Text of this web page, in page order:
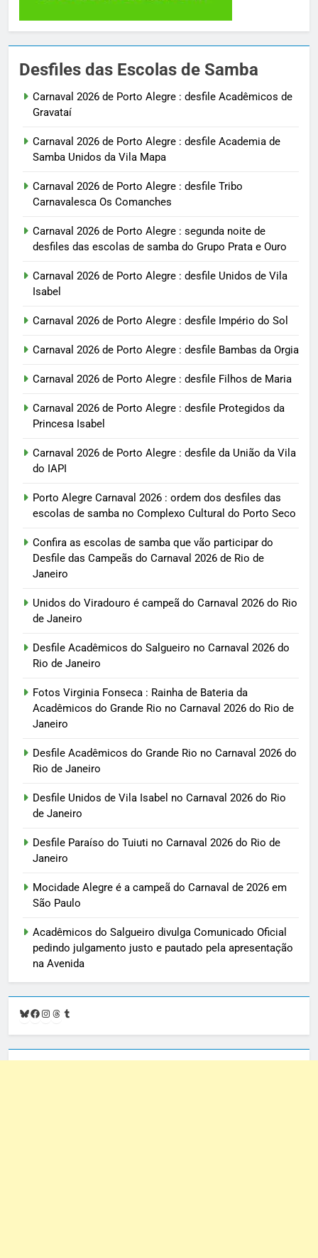
Desfiles das Escolas de Samba
Carnaval 2026 de Porto Alegre : desfile Acadêmicos de
Gravataí
Carnaval 2026 de Porto Alegre : desfile Academia de
Samba Unidos da Vila Mapa
Carnaval 2026 de Porto Alegre : desfile Tribo
Carnavalesca Os Comanches
Carnaval 2026 de Porto Alegre : segunda noite de
desfiles das escolas de samba do Grupo Prata e Ouro
Carnaval 2026 de Porto Alegre : desfile Unidos de Vila
Isabel
Carnaval 2026 de Porto Alegre : desfile Império do Sol
Carnaval 2026 de Porto Alegre : desfile Bambas da Orgia
Carnaval 2026 de Porto Alegre : desfile Filhos de Maria
Carnaval 2026 de Porto Alegre : desfile Protegidos da
Princesa Isabel
Carnaval 2026 de Porto Alegre : desfile da União da Vila
do IAPI
Porto Alegre Carnaval 2026 : ordem dos desfiles das
escolas de samba no Complexo Cultural do Porto Seco
Confira as escolas de samba que vão participar do
Desfile das Campeãs do Carnaval 2026 de Rio de
Janeiro
Unidos do Viradouro é campeã do Carnaval 2026 do Rio
de Janeiro
Desfile Acadêmicos do Salgueiro no Carnaval 2026 do
Rio de Janeiro
Fotos Virginia Fonseca : Rainha de Bateria da
Acadêmicos do Grande Rio no Carnaval 2026 do Rio de
Janeiro
Desfile Acadêmicos do Grande Rio no Carnaval 2026 do
Rio de Janeiro
Desfile Unidos de Vila Isabel no Carnaval 2026 do Rio
de Janeiro
Desfile Paraíso do Tuiuti no Carnaval 2026 do Rio de
Janeiro
Mocidade Alegre é a campeã do Carnaval de 2026 em
São Paulo
Acadêmicos do Salgueiro divulga Comunicado Oficial
pedindo julgamento justo e pautado pela apresentação
na Avenida
Bluesky
Facebook
Instagram
Threads